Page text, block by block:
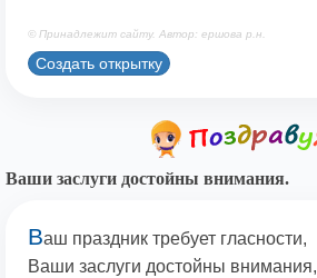
© Принадлежит сайту. Автор: ершова р.н.
Создать открытку
Ваши заслуги достойны внимания.
Ваш праздник требует гласности,
Ваши заслуги достойны внимания,